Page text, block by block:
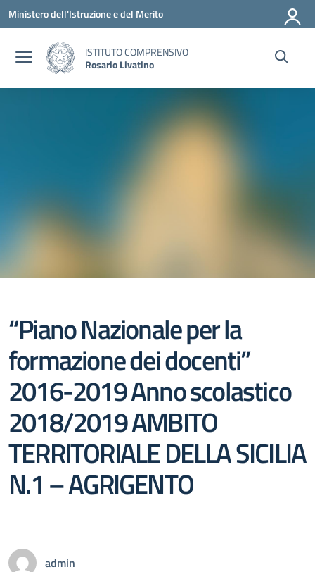
Vai ai contenuti
Vai al menu di navigazione
Vai al footer
Ministero dell'Istruzione e del Merito
ISTITUTO COMPRENSIVO
Rosario Livatino
“Piano Nazionale per la
formazione dei docenti”
2016-2019 Anno scolastico
2018/2019 AMBITO
TERRITORIALE DELLA SICILIA
N.1 – AGRIGENTO
admin